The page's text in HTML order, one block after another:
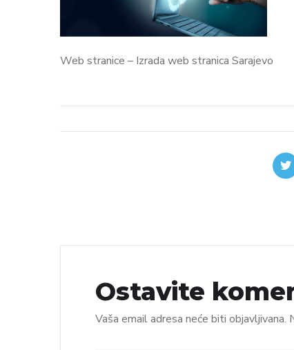
Web stranice – Izrada web stranica Sarajevo
Ostavite
Vaša email adresa neće biti objavljivana.